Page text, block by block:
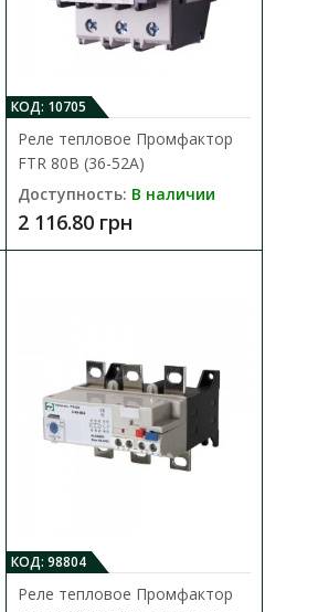
В КОРЗИНУ
В КОРЗИНУ
КОД: 10705
Реле тепловое Промфактор
FTR 80B (36-52A)
Доступность: В наличии
2 116.80 грн
КОД: 98804
Реле тепловое Промфактор